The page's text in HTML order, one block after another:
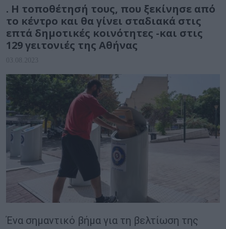
. Η τοποθέτησή τους, που ξεκίνησε από
το κέντρο και θα γίνει σταδιακά στις
επτά δημοτικές κοινότητες -και στις
129 γειτονιές της Αθήνας
03.08.2023
Ένα σημαντικό βήμα για τη βελτίωση της